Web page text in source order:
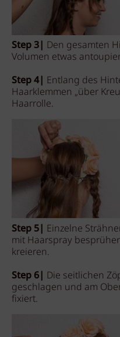
Step 3| Den gesamten
Volumen etwas
Step 4| Entlang des
Haarklemmen „über
Haarrolle.
Step 5| Einzelne
mit Haarspray
kreieren.
Step 6| Die seitlichen
geschlagen und am
fixiert.